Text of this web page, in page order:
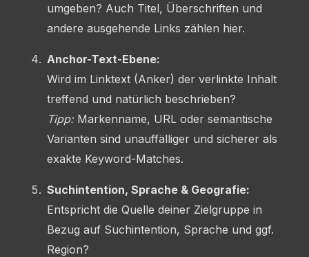
umgeben? Auch Titel, Überschriften und
andere ausgehende Links zählen hier.
Anchor-Text-Ebene:
Wird im Linktext (Anker) der verlinkte Inhalt
treffend und natürlich beschrieben?
Tipp:Markenname, URL oder semantische
Varianten sind unauffälliger und sicherer als
exakte Keyword-Matches.
Suchintention, Sprache & Geografie:
Entspricht die Quelle deiner Zielgruppe in
Bezug auf Suchintention, Sprache und ggf.
Region?